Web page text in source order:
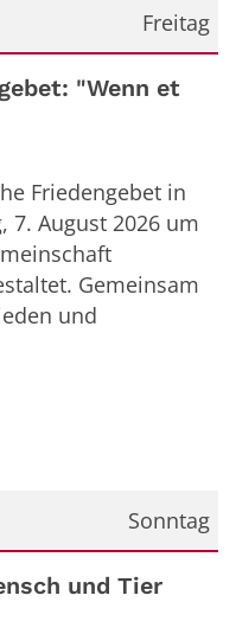
Freitag
"Wenn et
Friedengebet in
7. August 2026 um
Gemeinsam
und
Sonntag
und Tier